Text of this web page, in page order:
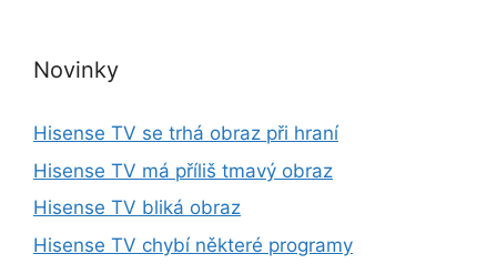
:Novinky
Hisense TV se trhá obraz při hraní
Hisense TV má příliš tmavý obraz
Hisense TV bliká obraz
Hisense TV chybí některé programy